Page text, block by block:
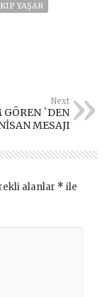
YAŞAR
Next
`DEN
MESAJI
alanlar * ile